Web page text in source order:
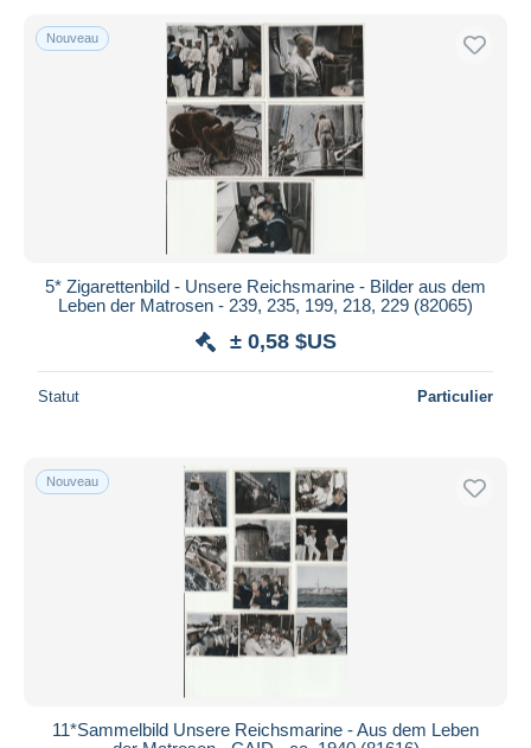
Nouveau
5* Zigarettenbild - Unsere Reichsmarine - Bilder aus dem
Leben der Matrosen - 239, 235, 199, 218, 229 (82065)
± 0,58 $US
Statut Particulier
Nouveau
11*Sammelbild Unsere Reichsmarine - Aus dem Leben